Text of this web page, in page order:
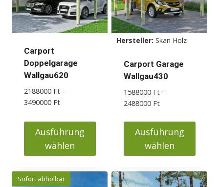
Die
Optionen
können
auf
der
Produktseite
werden
Die
Optionen
können
auf
der
Produktseite
werden
Carport
Doppelgarage
Wallgau620
2188000 Ft –
3490000 FtPreisspanne:
bis
3490000 Ft
Ausführung
wählen
Produkt
Hersteller: Skan Holz
Carport Garage
Wallgau430
1588000 Ft –
2488000 FtPreisspanne:
bis
2488000 Ft
Ausführung
wählen
Produkt
Sofort abholbar